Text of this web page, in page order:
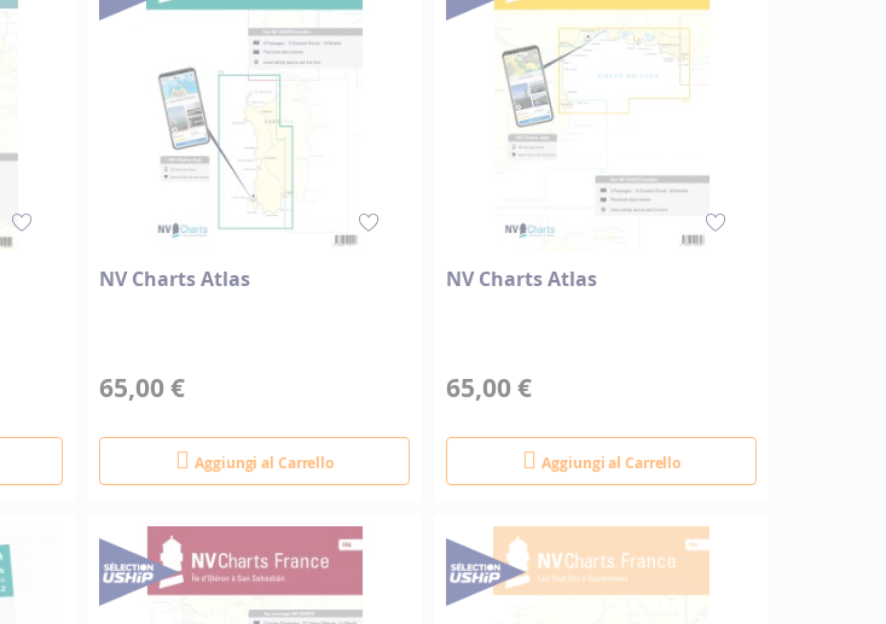
NV Charts Atlas
65,00 €
Aggiungi al Carrello
NV Charts Atlas
65,00 €
Aggiungi al Carrello